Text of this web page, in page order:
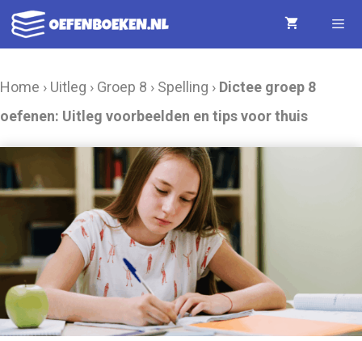
Ga
naar
Home › Uitleg › Groep 8 › Spelling › Dictee groep 8
oefenen: Uitleg voorbeelden en tips voor thuis